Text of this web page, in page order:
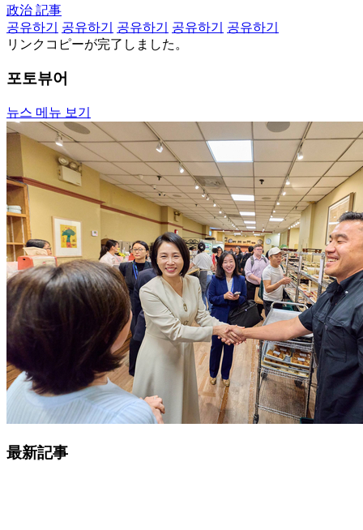
政治 記事
공유하기
공유하기 공유하기 공유하기
공유하기
リンクコピーが完了しました。
포토뷰어
뉴스 메뉴 보기
最新記事